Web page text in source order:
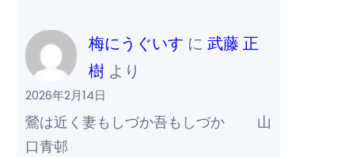
梅にうぐいす に 武藤 正
樹より
2026年2月14日
鶯は近く妻もしづか吾もしづか 山
口青邨